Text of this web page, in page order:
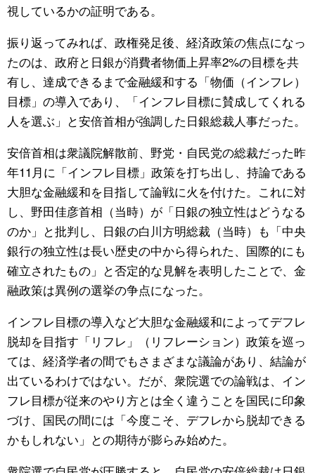
視しているかの証明である。
振り返ってみれば、政権発足後、経済政策の焦点になっ
たのは、政府と日銀が消費者物価上昇率2%の目標を共
有し、達成できるまで金融緩和する「物価（インフレ）
目標」の導入であり、「インフレ目標に賛成してくれる
人を選ぶ」と安倍首相が強調した日銀総裁人事だった。
安倍首相は衆議院解散前、野党・自民党の総裁だった昨
年11月に「インフレ目標」政策を打ち出し、持論である
大胆な金融緩和を目指して論戦に火を付けた。これに対
し、野田佳彦首相（当時）が「日銀の独立性はどうなる
のか」と批判し、日銀の白川方明総裁（当時）も「中央
銀行の独立性は長い歴史の中から得られた、国際的にも
確立されたもの」と否定的な見解を表明したことで、金
融政策は異例の選挙の争点になった。
インフレ目標の導入など大胆な金融緩和によってデフレ
脱却を目指す「リフレ」（リフレーション）政策を巡っ
ては、経済学者の間でもさまざまな議論があり、結論が
出ているわけではない。だが、衆院選での論戦は、イン
フレ目標が従来のやり方とは全く違うことを国民に印象
づけ、国民の間には「今度こそ、デフレから脱却できる
かもしれない」との期待が膨らみ始めた。